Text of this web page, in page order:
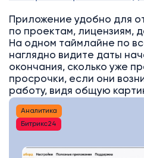
Приложение удобно для
по проектам, лицензиям,
На одном таймлайне по
наглядно видите даты
окончания, сколько уже
просрочки, если они
работу, видя общую
Аналитика
Битрикс24